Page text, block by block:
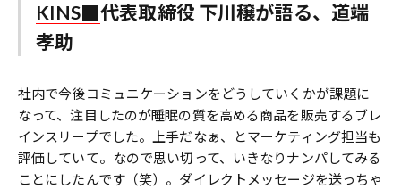
KINS
代表取締役 下川穣が語る、道端
孝助
社内で今後コミュニケーションをどうしていくかが課題に
なって、注目したのが睡眠の質を高める商品を販売するブレ
インスリープでした。上手だなぁ、とマーケティング担当も
評価していて。なので思い切って、いきなりナンパしてみる
ことにしたんです（笑）。ダイレクトメッセージを送っちゃ